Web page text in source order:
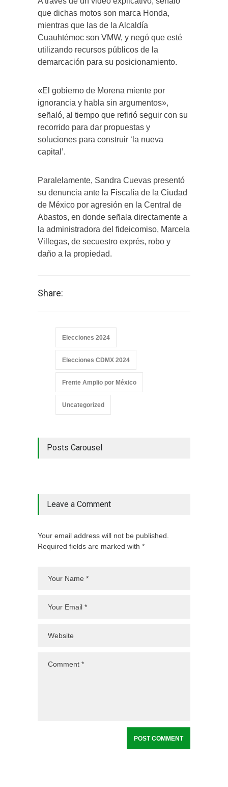
que dichas motos son marca Honda,
mientras que las de la Alcaldía
Cuauhtémoc son VMW, y negó que esté
utilizando recursos públicos de la
demarcación para su posicionamiento.
«El gobierno de Morena miente por
ignorancia y habla sin argumentos»,
señaló, al tiempo que refirió seguir con su
recorrido para dar propuestas y
soluciones para construir ‘la nueva
capital’.
Paralelamente, Sandra Cuevas presentó
su denuncia ante la Fiscalía de la Ciudad
de México por agresión en la Central de
Abastos, en donde señala directamente a
la administradora del fideicomiso, Marcela
Villegas, de secuestro exprés, robo y
daño a la propiedad.
Share:
Elecciones 2024
Elecciones CDMX 2024
Frente Amplio por México
Uncategorized
Posts Carousel
Leave a Comment
Your email address will not be published.
Required fields are marked with *